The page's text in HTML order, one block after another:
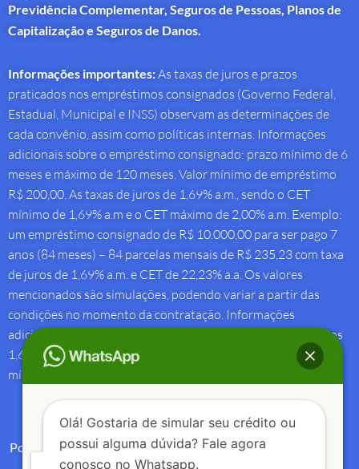
Previdência Complementar, Seguros de Pessoas, Planos de
Capitalização e Seguros de Danos.
Informações importantes:As taxas de juros e prazos
praticados nos empréstimos consignados (Governo Federal,
Estadual, Municipal e INSS) observam as determinações de
cada convênio, assim como políticas internas. Informações
adicionais sobre o empréstimo consignado: prazo mínimo de 6
meses e máximo de 120 meses. Valor mínimo de empréstimo
R$ 200,00. As taxas de juros de 1,69% a.m., sendo o CET
mínimo de 1,69% a.m e o CET máximo de 2,00% a.m. Exemplo:
um empréstimo consignado de R$ 10.000,00 para ser pago 7
anos (84 meses) – 84 parcelas mensais de R$ 235,23 com taxa
de juros de 1,69% a.m. e CET de 22,23% a.a. Os valores
mencionados são simulações, podendo variar a partir das
condições no momento da contratação. Informações
adicionais sobre antecipação saque-aniversário: Taxa de juros
1,69% a.m e Custo Efetivo Total máximo de 1,92% a.m. e
mínimo de 1,88% a.m.
Política de Privacidade
Olá! Gostaria de simular seu crédito ou
possui alguma dúvida? Fale agora
conosco no Whatsapp.